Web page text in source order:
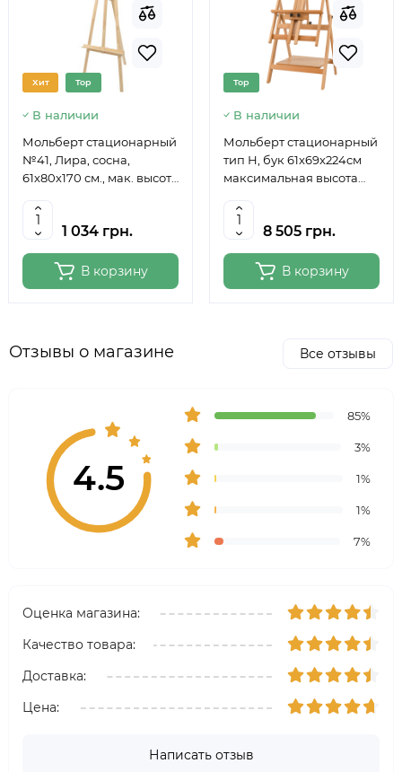
Хит Top
В наличии
Мольберт стационарный
№41, Лира, сосна,
61х80х170 см., мак. высота
Studio
1 034 грн.
В корзину
Top
В наличии
Мольберт стационарный
тип Н, бук 61x69x224см
максимальная высота
6059
8 505 грн.
В корзину
Отзывы о магазине Все отзывы
4.5
85%
3%
1%
1%
7%
Оценка магазина:
Качество товара:
Доставка:
Цена:
Написать отзыв